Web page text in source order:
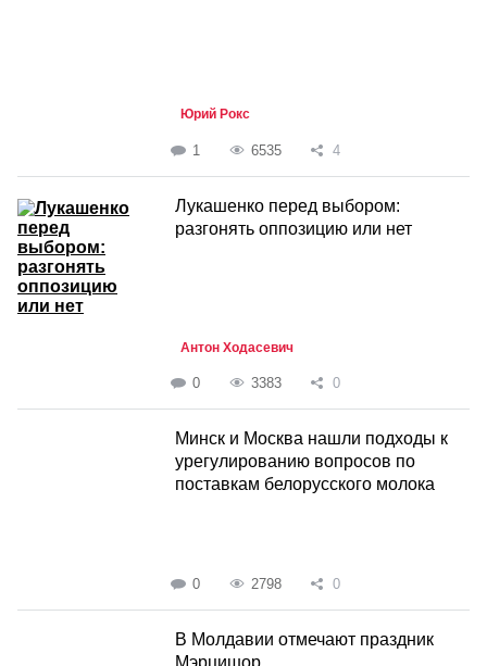
Юрий Рокс
1 6535 4
Лукашенко перед выбором:
разгонять оппозицию или нет
Антон Ходасевич
0 3383 0
Минск и Москва нашли подходы к
урегулированию вопросов по
поставкам белорусского молока
0 2798 0
В Молдавии отмечают праздник
Мэрцишор